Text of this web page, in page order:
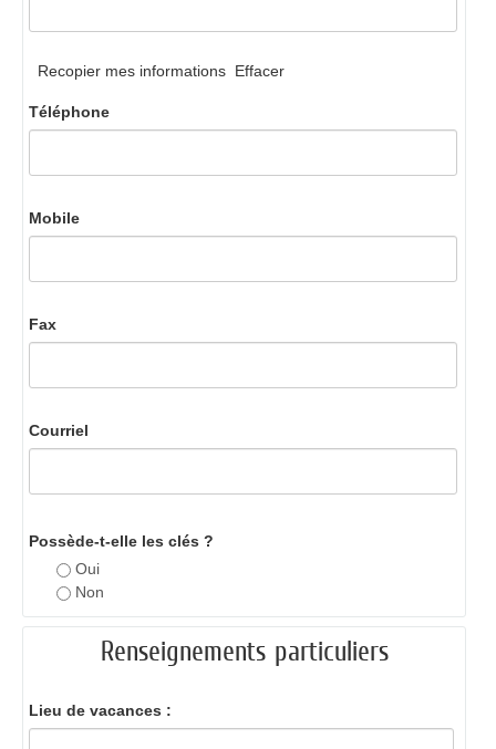
Recopier mes informations Effacer
Téléphone
Mobile
Fax
Courriel
Possède-t-elle les clés ?
Oui
Non
Renseignements particuliers
Lieu de vacances :